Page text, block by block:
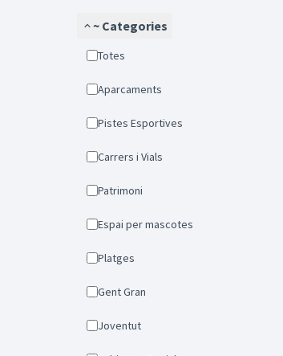
~ Categories
Totes
Aparcaments
Pistes Esportives
Carrers i Vials
Patrimoni
Espai per mascotes
Platges
Gent Gran
Joventut